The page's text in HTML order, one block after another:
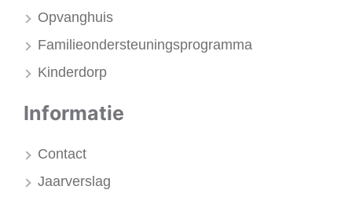
Opvanghuis
Familieondersteuningsprogramma
Kinderdorp
Informatie
Contact
Jaarverslag